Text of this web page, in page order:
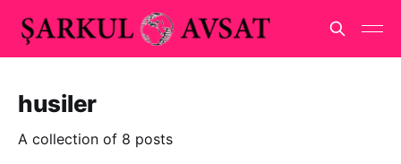
husiler
A collection of 8 posts